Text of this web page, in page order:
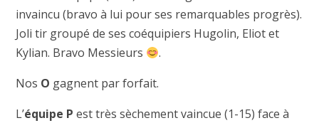
invaincu (bravo à lui pour ses remarquables progrès).
Joli tir groupé de ses coéquipiers Hugolin, Eliot et
Kylian. Bravo Messieurs
.
Nos O gagnent par forfait.
L’équipe P est très sèchement vaincue (1-15) face à